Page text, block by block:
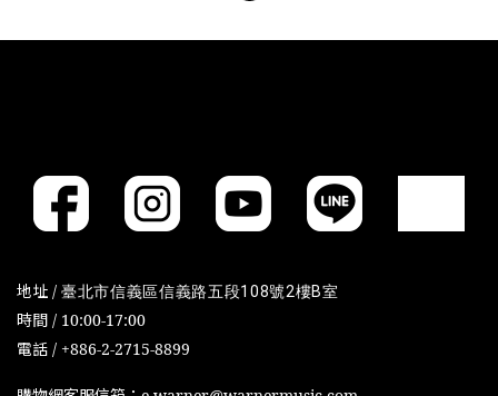
地址 / 臺北市信義區信義路五段108號2樓B室
時間 / 10:00-17:00
電話 / +886-2-2715-8899